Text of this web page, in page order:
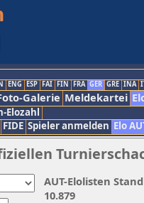
ENG ESP FAI FIN FRA GER GRE INA
Galerie Meldekartei
Elozahl
FIDE Spieler anmelden Elo
AUT-Elolisten
10.879